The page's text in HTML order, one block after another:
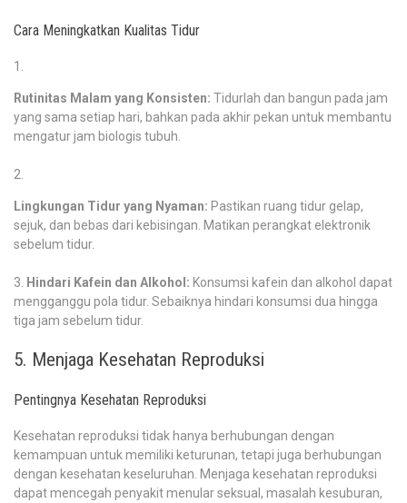
Cara Meningkatkan Kualitas Tidur
Rutinitas Malam yang Konsisten: Tidurlah dan bangun pada jam
yang sama setiap hari, bahkan pada akhir pekan untuk membantu
mengatur jam biologis tubuh.
Lingkungan Tidur yang Nyaman: Pastikan ruang tidur gelap,
sejuk, dan bebas dari kebisingan. Matikan perangkat elektronik
sebelum tidur.
Hindari Kafein dan Alkohol: Konsumsi kafein dan alkohol dapat
mengganggu pola tidur. Sebaiknya hindari konsumsi dua hingga
tiga jam sebelum tidur.
5. Menjaga Kesehatan Reproduksi
Pentingnya Kesehatan Reproduksi
Kesehatan reproduksi tidak hanya berhubungan dengan
kemampuan untuk memiliki keturunan, tetapi juga berhubungan
dengan kesehatan keseluruhan. Menjaga kesehatan reproduksi
dapat mencegah penyakit menular seksual, masalah kesuburan,